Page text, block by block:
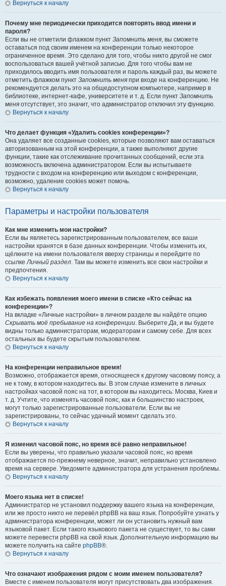
Вернуться к началу
Почему мне периодически приходится повторять ввод имени и
пароля?
Если вы не отметили флажком пункт Запомнить меня, вы сможете
оставаться под своим именем на конференции только некоторое
ограниченное время. Это сделано для того, чтобы никто другой не смог
воспользоваться вашей учётной записью. Для того чтобы вам не
приходилось вводить имя пользователя и пароль каждый раз, вы можете
отметить флажком пункт Запомнить меня при входе на конференцию. Не
рекомендуется делать это на общедоступном компьютере, например в
библиотеке, интернет-кафе, университете и т. д. Если пункт Запомнить
меня отсутствует, это значит, что администратор отключил эту функцию.
Вернуться к началу
Что делает функция «Удалить cookies конференции»?
Она удаляет все созданные cookies, которые позволяют вам оставаться
авторизованным на этой конференции, а также выполняют другие
функции, такие как отслеживание прочитанных сообщений, если эта
возможность включена администратором. Если вы испытываете
трудности с входом на конференцию или выходом с конференции,
возможно, удаление cookies может помочь.
Вернуться к началу
Параметры и настройки пользователя
Как мне изменить мои настройки?
Если вы являетесь зарегистрированным пользователем, все ваши
настройки хранятся в базе данных конференции. Чтобы изменить их,
щёлкните на имени пользователя вверху страницы и перейдите по
ссылкеЛичный раздел. Там вы можете изменить все свои настройки и
предпочтения.
Вернуться к началу
Как избежать появления моего имени в списке «Кто сейчас на
конференции»?
На вкладке «Личные настройки» в личном разделе вы найдёте опцию
Скрывать моё пребывание на конференции. ВыберитеДа, и вы будете
видны только администраторам, модераторам и самому себе. Для всех
остальных вы будете скрытым пользователем.
Вернуться к началу
На конференции неправильное время!
Возможно, отображается время, относящееся к другому часовому поясу, а
не к тому, в котором находитесь вы. В этом случае измените в личных
настройках часовой пояс на тот, в котором вы находитесь: Москва, Киев и
т. д. Учтите, что изменять часовой пояс, как и большинство настроек,
могут только зарегистрированные пользователи. Если вы не
зарегистрированы, то сейчас удачный момент сделать это.
Вернуться к началу
Я изменил часовой пояс, но время всё равно неправильное!
Если вы уверены, что правильно указали часовой пояс, но время
отображается по-прежнему неверное, значит, неправильно установлено
время на сервере. Уведомите администратора для устранения проблемы.
Вернуться к началу
Моего языка нет в списке!
Администратор не установил поддержку вашего языка на конференции,
или же просто никто не перевёл phpBB на ваш язык. Попробуйте узнать у
администратора конференции, может ли он установить нужный вам
языковой пакет. Если такого языкового пакета не существует, то вы сами
можете перевести phpBB на свой язык. Дополнительную информацию вы
можете получить на сайте phpBB®.
Вернуться к началу
Что означают изображения рядом с моим именем пользователя?
Вместе с именем пользователя могут присутствовать два изображения.